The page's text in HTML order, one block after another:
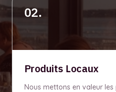
02.
Produits Locaux
Nous mettons en valeur